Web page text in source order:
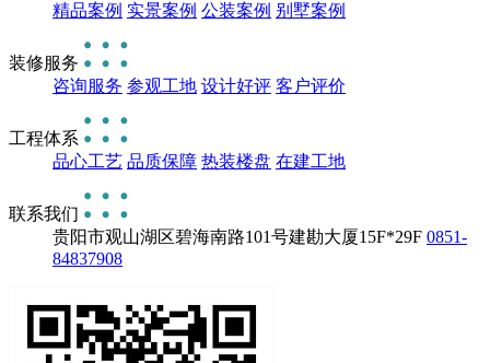
精品案例 实景案例 公装案例 别墅案例
装修服务
咨询服务 参观工地 设计好评 客户评价
工程体系
品心工艺 品质保障 热装楼盘 在建工地
联系我们
贵阳市观山湖区碧海南路101号建勘大厦15F*29F 0851-
84837908